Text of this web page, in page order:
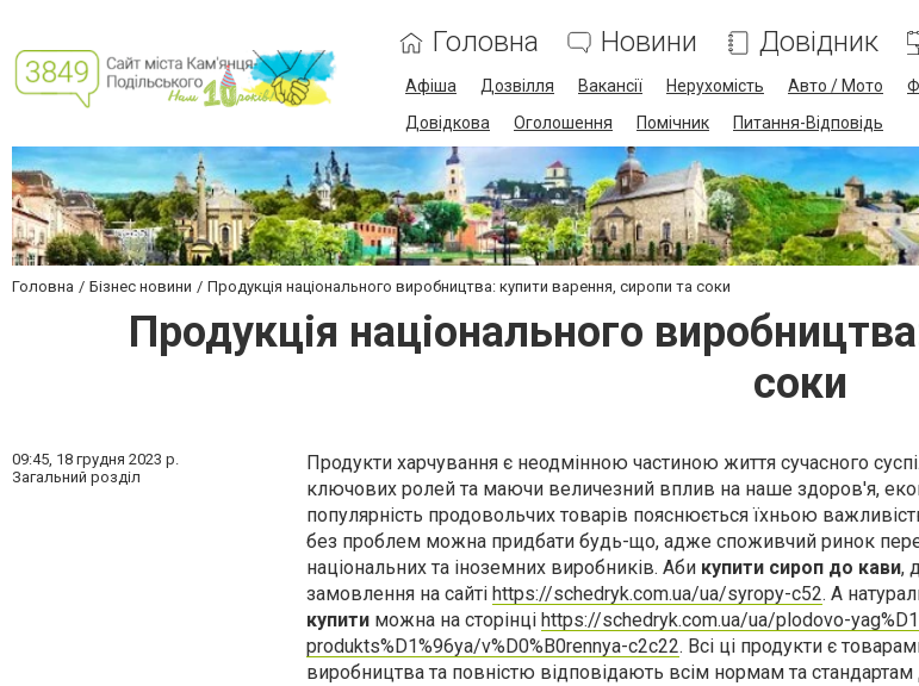
Головна Новини Довідник
Афіша Дозвілля Вакансії Нерухомість Авто / Мото
Довідкова
Оголошення Помічник Питання-Відповідь
Головна Бізнес новини Продукція національного виробництва: купити варення, сиропи та соки
Продукція національного
соки
09:45, 18 грудня 2023 р.
Загальний розділ
Продукти харчування є неодмінною частиною життя сучасного
ключових ролей та маючи величезний вплив на наше здоров'я,
популярність продовольчих товарів пояснюється їхньою
без проблем можна придбати будь-що, адже споживчий ринок
національних та іноземних виробників. Аби купити сироп до кави,
замовлення на сайті https://schedryk.com.ua/ua/syropy-c52. А
купити можна на сторінці https://schedryk.com.ua/ua/plodovo-
produkts%D1%96ya/v%D0%B0rennya-c2c22. Всі ці продукти є
виробництва та повністю відповідають всім нормам та